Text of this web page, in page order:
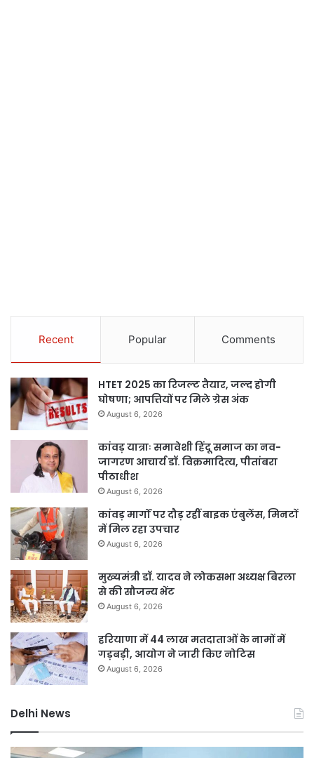
Recent Popular Comments
HTET 2025 का रिजल्ट तैयार, जल्द होगी
घोषणा; आपत्तियों पर मिले ग्रेस अंक
August 6, 2026
कांवड़ यात्राः समावेशी हिंदू समाज का नव-
जागरण आचार्य डॉ. विक्रमादित्य, पीतांबरा
पीठाधीश
August 6, 2026
कांवड़ मार्गों पर दौड़ रहीं बाइक एंबुलेंस, मिनटों
में मिल रहा उपचार
August 6, 2026
मुख्यमंत्री डॉ. यादव ने लोकसभा अध्यक्ष बिरला
से की सौजन्य भेंट
August 6, 2026
हरियाणा में 44 लाख मतदाताओं के नामों में
गड़बड़ी, आयोग ने जारी किए नोटिस
August 6, 2026
Delhi News
दिल्ली